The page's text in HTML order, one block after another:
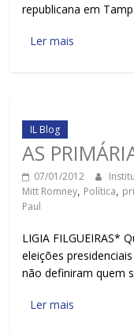
republicana em
Ler mais
IL Blog
AS
07/01/2012
Mitt Romney, Política,
Paul
LIGIA FILGUEIRAS*
eleições
não definiram quem
Ler mais